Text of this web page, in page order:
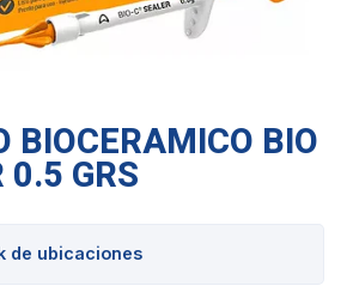
BIOCERAMICO BIO
0.5 GRS
de ubicaciones